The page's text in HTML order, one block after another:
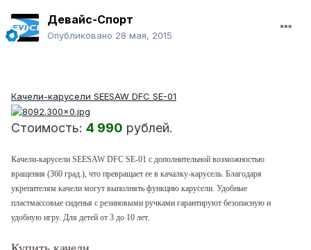
Девайс-Спорт
Опубликовано 28 мая, 2015
Качели-карусели SEESAW DFC SE-01
Стоимость: 4 990 рублей.
Качели-карусели SEESAW DFC SE-01 с дополнительной возможностью
вращения (360 град.), что превращает ее в качалку-карусель. Благодаря
укрепителям качели могут выполнять функцию карусели. Удобные
пластмассовые сиденья с резиновыми ручками гарантируют безопасную и
удобную игру. Для детей от 3 до 10 лет.